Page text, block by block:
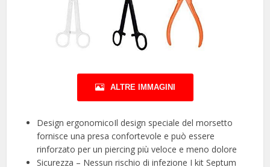
ALTRE IMMAGINI
Design ergonomicoIl design speciale del morsetto
fornisce una presa confortevole e può essere
rinforzato per un piercing più veloce e meno dolore
Sicurezza – Nessun rischio di infezione I kit Septum